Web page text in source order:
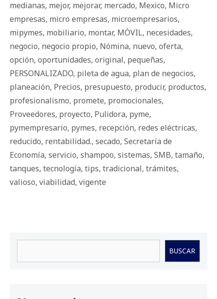
medianas, mejor, mejorar, mercado, Mexico, Micro
empresas, micro empresas, microempresarios,
mipymes, mobiliario, montar, MÓVIL, necesidades,
negocio, negocio propio, Nómina, nuevo, oferta,
opción, oportunidades, original, pequeñas,
PERSONALIZADO, pileta de agua, plan de negocios,
planeación, Precios, presupuesto, producir, productos,
profesionalismo, promete, promocionales,
Proveedores, proyecto, Pulidora, pyme,
pymempresario, pymes, recepción, redes eléctricas,
reducido, rentabilidad., secado, Secretaría de
Economía, servicio, shampoo, sistemas, SMB, tamaño,
tanques, tecnología, tips, tradicional, trámites,
valioso, viabilidad, vigente
BUSCAR